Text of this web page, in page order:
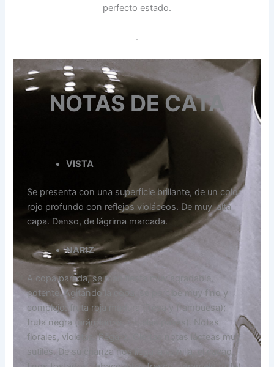
perfecto estado.
.
NOTAS DE CATA
VISTA
Se presenta con una superficie brillante, de un color
rojo profundo con reflejos violáceos. De muy alta
capa. Denso, de lágrima marcada.
NARIZ
A copa parada, se manifiesta muy agradable,
potente. Agitando la copa, se percibe muy fino y
complejo: fruta roja madura (fresa y frambuesa);
fruta negra (arándanos, ciruelas pasas). Notas
florales, violetas. Regaliz. Ciertas notas lácteas muy
sutiles. De su crianza nos llega la vainilla, el cacao,